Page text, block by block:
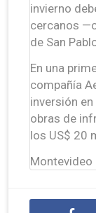
invierno
cercanos
de San
En una
compañía
inversión
obras de
los US$ 20
Montevideo